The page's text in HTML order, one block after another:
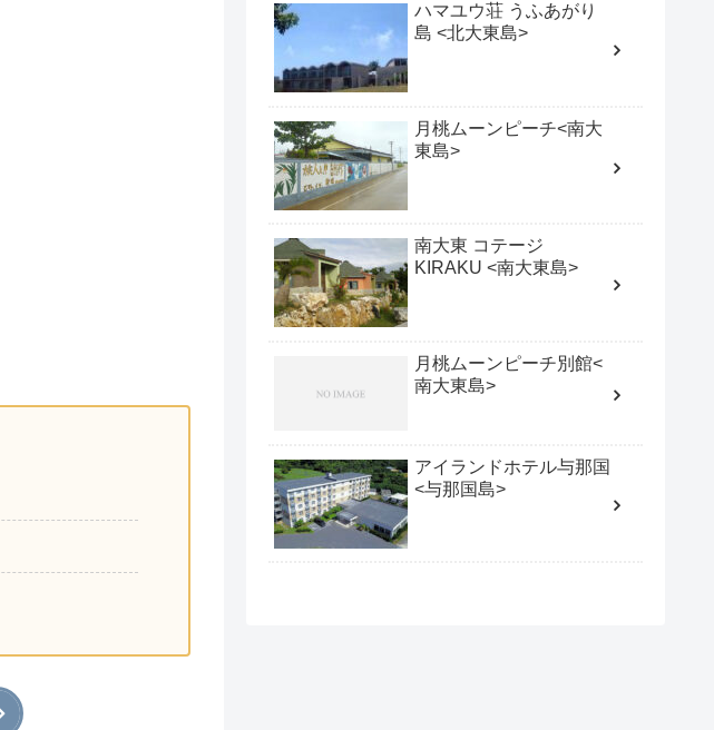
ハマユウ荘 うふあがり
島 <北大東島>
月桃ムーンピーチ<南大
東島>
南大東 コテージ
KIRAKU <南大東島>
月桃ムーンピーチ別館<
南大東島>
アイランドホテル与那国
<与那国島>